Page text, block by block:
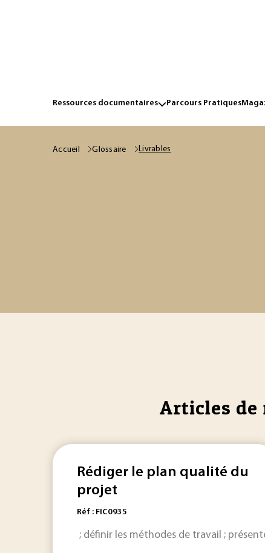
Ressources documentaires Parcours Pratiques
Accueil Glossaire Livrables
Articles de
Rédiger le plan qualité du
projet
Réf : FIC0935
; définir les méthodes de travail ;